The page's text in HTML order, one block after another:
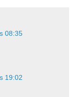
08:35
19:02